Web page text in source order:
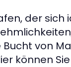
der sich
von
können